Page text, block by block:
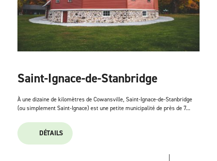
Saint-Ignace-de-Stanbridge
À une dizaine de kilomètres de Cowansville, Saint-Ignace-de-Stanbridge
(ou simplement Saint-Ignace) est une petite municipalité de près de 7...
DÉTAILS